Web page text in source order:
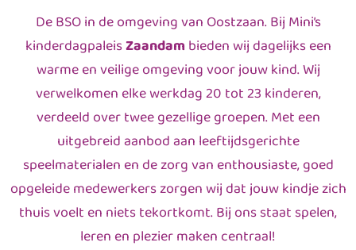
De BSO in de omgeving van Oostzaan. Bij Mini’s
kinderdagpaleisZaandam bieden wij dagelijks een
warme en veilige omgeving voor jouw kind. Wij
verwelkomen elke werkdag 20 tot 23 kinderen,
verdeeld over twee gezellige groepen. Met een
uitgebreid aanbod aan leeftijdsgerichte
speelmaterialen en de zorg van enthousiaste, goed
opgeleide medewerkers zorgen wij dat jouw kindje zich
thuis voelt en niets tekortkomt. Bij ons staat spelen,
leren en plezier maken centraal!